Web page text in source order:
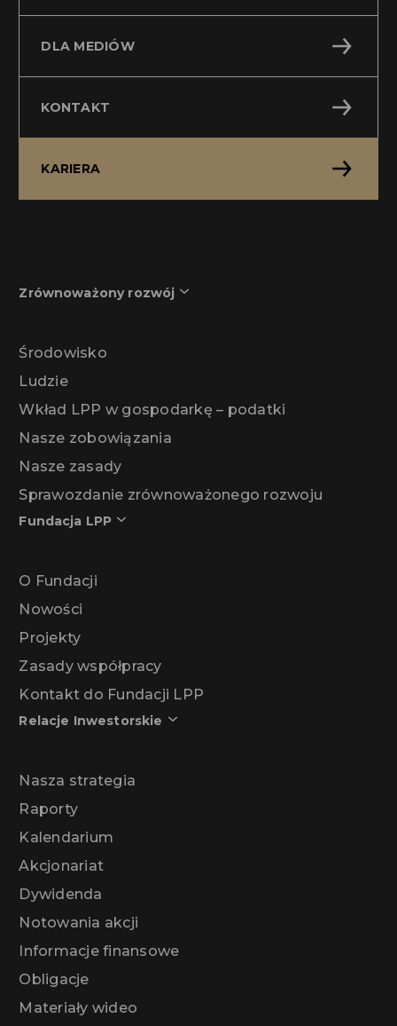
DLA MEDIÓW
KONTAKT
KARIERA
Zrównoważony rozwój
Środowisko
Ludzie
Wkład LPP w gospodarkę – podatki
Nasze zobowiązania
Nasze zasady
Sprawozdanie zrównoważonego rozwoju
Fundacja LPP
O Fundacji
Nowości
Projekty
Zasady współpracy
Kontakt do Fundacji LPP
Relacje Inwestorskie
Nasza strategia
Raporty
Kalendarium
Akcjonariat
Dywidenda
Notowania akcji
Informacje finansowe
Obligacje
Materiały wideo